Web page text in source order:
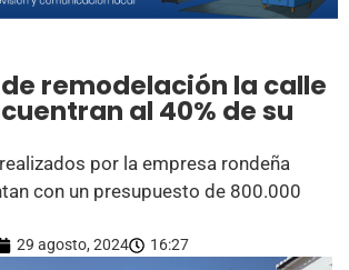
remodelación la calle
al 40% de su
por la empresa rondeña
con un presupuesto de 800.000
29 agosto, 2024 16:27